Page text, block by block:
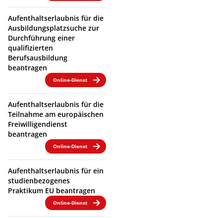
Aufenthaltserlaubnis für die
Ausbildungsplatzsuche zur
Durchführung einer
qualifizierten
Berufsausbildung
beantragen
Online-Dienst
Aufenthaltserlaubnis für die
Teilnahme am europäischen
Freiwilligendienst
beantragen
Online-Dienst
Aufenthaltserlaubnis für ein
studienbezogenes
Praktikum EU beantragen
Online-Dienst